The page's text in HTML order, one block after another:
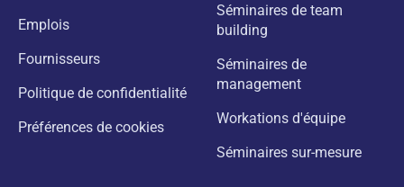
Emplois
Fournisseurs
Politique de confidentialité
Préférences de cookies
Séminaires de team
building
Séminaires de
management
Workations d'équipe
Séminaires sur-mesure